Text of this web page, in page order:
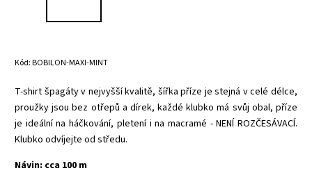
Kód:BOBILON-MAXI-MINT
T-shirt špagáty v nejvyšší kvalitě, šířka příze je stejná v celé délce,
proužky jsou bez otřepů a dírek, každé klubko má svůj obal, příze
je ideální na háčkování, pletení i na macramé - NENÍ ROZČESÁVACÍ.
Klubko odvíjejte od středu.
Návin: cca 100 m